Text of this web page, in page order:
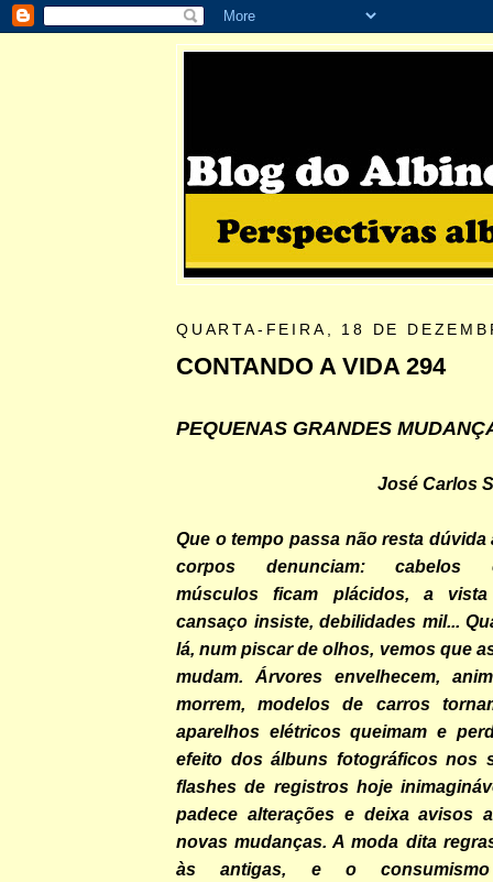
QUARTA-FEIRA, 18 DE
CONTANDO A VIDA 294
PEQUENAS GRANDES
José Carlos
Que o tempo passa não resta dúvida
corpos denunciam: cabelos
músculos ficam plácidos, a
cansaço insiste, debilidades mil...
lá, num piscar de olhos, vemos que
mudam. Árvores envelhecem,
morrem, modelos de carros
aparelhos elétricos queimam e
efeito dos álbuns fotográficos nos
flashes de registros hoje
padece alterações e deixa avisos
novas mudanças. A moda dita
às antigas, e o